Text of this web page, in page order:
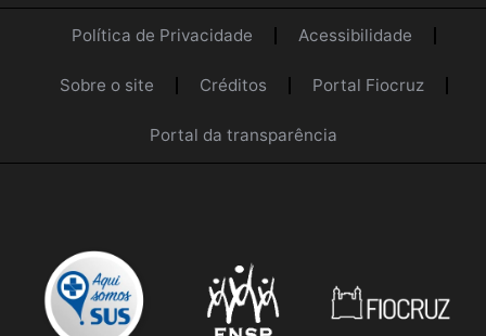
Política de Privacidade Acessibilidade
Sobre o site Créditos Portal Fiocruz
Portal da transparência